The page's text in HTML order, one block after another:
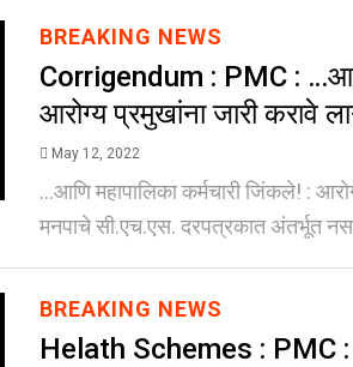
BREAKING NEWS
Corrigendum : PMC :
आरोग्य प्रमुखांना जारी करावे
May 12, 2022
...आणि महापालिका कर्मचारी जिंकले! :
मनपाचे सी.एच.एस. दरपत्रकात अंतर्भूत
BREAKING NEWS
Helath Schemes : PMC :